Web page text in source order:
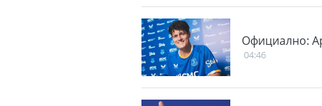
Официално:
04:46